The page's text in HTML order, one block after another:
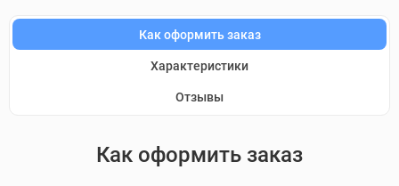
Как оформить заказ
Характеристики
Отзывы
Как оформить заказ